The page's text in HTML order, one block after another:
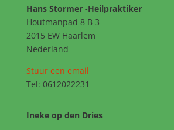
Hans Stormer -Heilpraktiker
Houtmanpad 8 B 3
2015 EW Haarlem
Nederland
Stuur een email
Tel: 0612022231
Ineke op den Dries